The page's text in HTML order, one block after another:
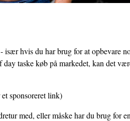
hvis du har brug for at opbevare
taske køb på markedet, kan det
sponsoreret link)
med, eller måske har du brug for